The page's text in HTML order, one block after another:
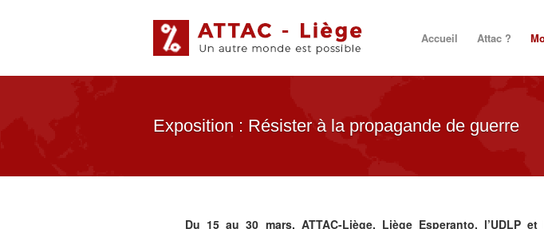
Accueil Attac ?
Exposition : Résister à la propagande de guerre
Du 15 au 30 mars, ATTAC-Liège, Liège Esperanto, l’UDLP